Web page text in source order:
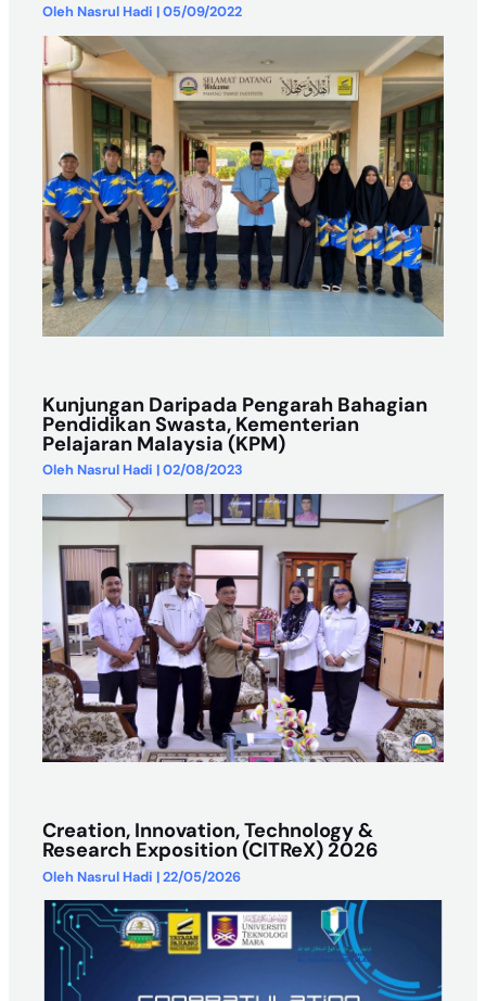
Oleh Nasrul Hadi |05/09/2022
Kunjungan Daripada Pengarah Bahagian
Pendidikan Swasta, Kementerian
Pelajaran Malaysia (KPM)
Oleh Nasrul Hadi |02/08/2023
Creation, Innovation, Technology &
Research Exposition (CITReX) 2026
Oleh Nasrul Hadi |22/05/2026